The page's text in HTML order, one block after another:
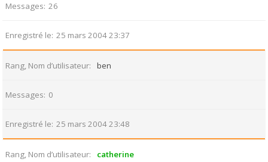
Messages 26
Enregistré le 25 mars 2004 23:37
Rang, Nom d’utilisateur ben
Messages 0
Enregistré le 25 mars 2004 23:48
Rang, Nom d’utilisateur catherine